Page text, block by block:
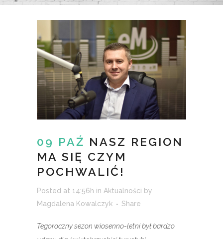
09 PAŹ NASZ REGION
MA SIĘ CZYM
POCHWALIĆ!
Posted at 14:56h in Aktualności by
Magdalena Kowalczyk
Share
Tegoroczny sezon wiosenno-letni był bardzo